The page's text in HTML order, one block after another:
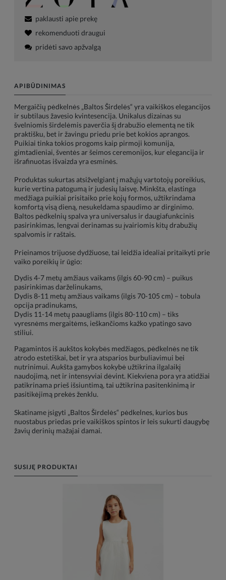
paklausti apie prekę
rekomenduoti draugui
pridėti savo apžvalgą
APIBŪDINIMAS
Mergaičių pėdkelnės „Baltos Širdelės“ yra vaikiškos elegancijos
ir subtilaus žavesio kvintesencija. Unikalus dizainas su
švelniomis širdelėmis paverčia šį drabužio elementą ne tik
praktišku, bet ir žavingu priedu prie bet kokios aprangos.
Puikiai tinka tokios progoms kaip pirmoji komunija,
gimtadieniai, šventės ar šeimos ceremonijos, kur elegancija ir
išrafinuotas išvaizda yra esminės.
Produktas sukurtas atsižvelgiant į mažųjų vartotojų poreikius,
kurie vertina patogumą ir judesių laisvę. Minkšta, elastinga
medžiaga puikiai prisitaiko prie kojų formos, užtikrindama
komfortą visą dieną, nesukeldama spaudimo ar dirginimo.
Baltos pėdkelnių spalva yra universalus ir daugiafunkcinis
pasirinkimas, lengvai derinamas su įvairiomis kitų drabužių
spalvomis ir raštais.
Prieinamos trijuose dydžiuose, tai leidžia idealiai pritaikyti prie
vaiko poreikių ir ūgio:
Dydis 4-7 metų amžiaus vaikams (ilgis 60-90 cm) – puikus
pasirinkimas darželinukams,
Dydis 8-11 metų amžiaus vaikams (ilgis 70-105 cm) – tobula
opcija pradinukams,
Dydis 11-14 metų paaugliams (ilgis 80-110 cm) – tiks
vyresnėms mergaitėms, ieškančioms kažko ypatingo savo
stiliui.
Pagamintos iš aukštos kokybės medžiagos, pėdkelnės ne tik
atrodo estetiškai, bet ir yra atsparios burbuliavimui bei
nutrinimui. Aukšta gamybos kokybė užtikrina ilgalaikį
naudojimą, net ir intensyviai dėvint. Kiekviena pora yra atidžiai
patikrinama prieš išsiuntimą, tai užtikrina pasitenkinimą ir
pasitikėjimą prekės ženklu.
Skatiname įsigyti „Baltos Širdelės“ pėdkelnes, kurios bus
nuostabus priedas prie vaikiškos spintos ir leis sukurti daugybę
žavių derinių mažajai damai.
SUSIJĘ PRODUKTAI